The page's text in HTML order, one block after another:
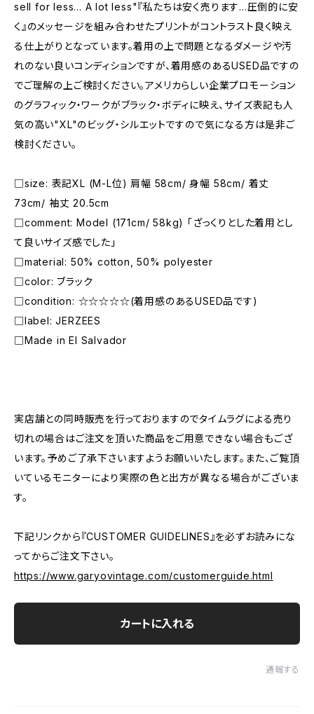
sell for less... A lot less"『私たちは安く売ります...圧倒的に安
く』のメッセージを組み合わせたプリントがコントラスト良く映え
る仕上がりとなっています。着用の上で問題となるダメージや汚
れのない良いコンディションですが、着用感のあるUSED品ですの
でご理解の上ご検討ください。アメリカらしい企業プロモーション
のグラフィック・ワークがブラック・ボディに映え、サイズ表記も人
気の高い"XL"のビッグ・シルエットですので気になる方は是非ご
検討ください。
□size: 表記XL (M-L位) 肩幅 58cm/ 身幅 58cm/ 着丈
73cm/ 袖丈 20.5cm
□comment: Model (171cm/ 58kg) 「ざっくりとした着用とし
て良いサイズ感でした」
□material: 50% cotton, 50% polyester
□color: ブラック
□condition: ☆☆☆☆☆(着用感のあるUSED品です)
□label: JERZEES
□Made in El Salvador
実店舗との同時販売を行っておりますのでタイムラグによる売り
切れの場合はご注文を頂いた商品をご用意できない場合もござ
います。予めご了承下さいますようお願いいたします。また、ご覧頂
いているモニターにより実際の色と出方が異なる場合がございま
す。
下記リンクから『CUSTOMER GUIDELINES』を必ずお読みにな
ってからご注文下さい。
https://www.garyovintage.com/customerguide.html
カートに入れる
通報する